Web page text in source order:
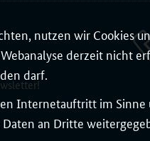
nutzen wir Cookies
derzeit nicht
darf.
Internetauftritt im
an Dritte